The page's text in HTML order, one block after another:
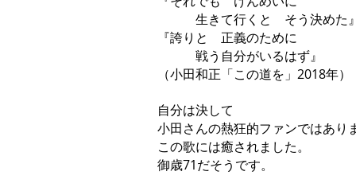
生きて行くと そう決めた』
『誇りと 正義のために
戦う自分がいるはず』
（小田和正「この道を」2018年）
自分は決して
小田さんの熱狂的ファンではあり
この歌には癒されました。
御歳71だそうです。